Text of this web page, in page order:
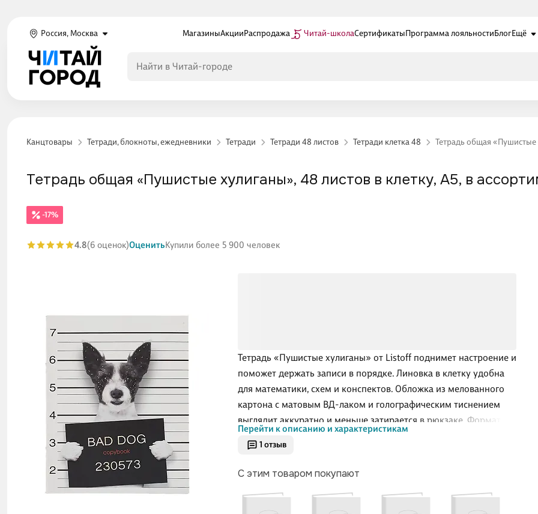
Россия, Москва МагазиныАкцииРаспродажа Читай-школаСертификатыПрограмма лояльностиБлогЕщё
Канцтовары Тетради, блокноты, ежедневники Тетради Тетради 48 листов Тетради клетка 48 Тетрадь общая «Пушистые
1 отзыв
Тетрадь «Пушистые хулиганы» от Listoff поднимет настроение и
поможет держать записи в порядке. Линовка в клетку удобна
для математики, схем и конспектов. Обложка из мелованного
картона с матовым ВД-лаком и голографическим тиснением
выглядит аккуратно и меньше затирается в рюкзаке. Формат А5
легко помещается в папку, крепление на скрепке надёжно
фиксирует листы. Товар представлен в ассортименте —
конкретный вариант выбирается случайным образом.
Перейти к описанию и характеристикам
С этим товаром покупают
-17%
Тетрадь общая «Пушистые хулиганы», 48 листов в клетку, A5, в
4.8(6 оценок)ОценитьКупили более 5 900 человек